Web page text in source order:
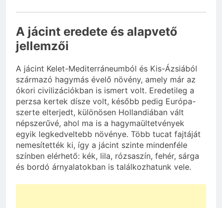
A jácint eredete és alapvető
jellemzői
A jácint Kelet-Mediterráneumból és Kis-Ázsiából
származó hagymás évelő növény, amely már az
ókori civilizációkban is ismert volt. Eredetileg a
perzsa kertek dísze volt, később pedig Európa-
szerte elterjedt, különösen Hollandiában vált
népszerűvé, ahol ma is a hagymaültetvények
egyik legkedveltebb növénye. Több tucat fajtáját
nemesítették ki, így a jácint szinte mindenféle
színben elérhető: kék, lila, rózsaszín, fehér, sárga
és bordó árnyalatokban is találkozhatunk vele.